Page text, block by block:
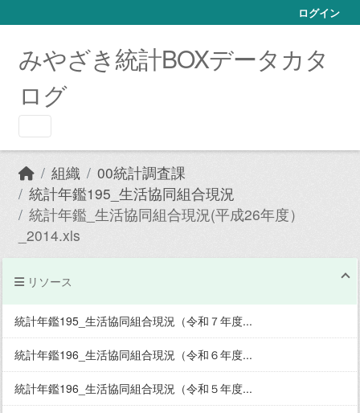
ログイン
みやざき統計BOXデータカタ
ログ
組織
00統計調査課
統計年鑑195_生活協同組合現況
統計年鑑_生活協同組合現況(平成26年度）
_2014.xls
リソース
統計年鑑195_生活協同組合現況（令和７年度...
統計年鑑196_生活協同組合現況（令和６年度...
統計年鑑196_生活協同組合現況（令和５年度...